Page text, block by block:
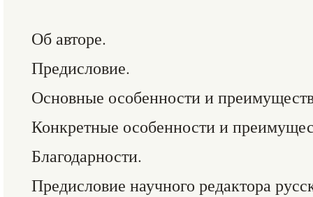
Об авторе.
Предисловие.
Основные особенности и
Конкретные особенности и
Благодарности.
Предисловие научного редактора